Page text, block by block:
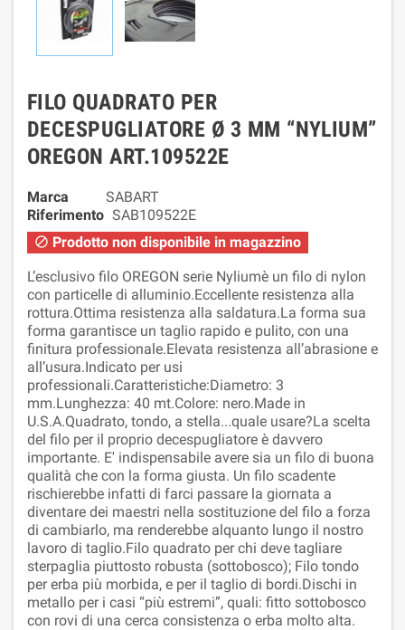
FILO QUADRATO PER
DECESPUGLIATORE Ø 3 MM “NYLIUM”
OREGON ART.109522E
Marca
SABART
Riferimento SAB109522E
 Prodotto non disponibile in magazzino
L’esclusivo filo OREGON serie Nyliumè un filo di nylon
con particelle di alluminio.Eccellente resistenza alla
rottura.Ottima resistenza alla saldatura.La forma sua
forma garantisce un taglio rapido e pulito, con una
finitura professionale.Elevata resistenza all’abrasione e
all’usura.Indicato per usi
professionali.Caratteristiche:Diametro: 3
mm.Lunghezza: 40 mt.Colore: nero.Made in
U.S.A.Quadrato, tondo, a stella...quale usare?La scelta
del filo per il proprio decespugliatore è davvero
importante. E' indispensabile avere sia un filo di buona
qualità che con la forma giusta. Un filo scadente
rischierebbe infatti di farci passare la giornata a
diventare dei maestri nella sostituzione del filo a forza
di cambiarlo, ma renderebbe alquanto lungo il nostro
lavoro di taglio.Filo quadrato per chi deve tagliare
sterpaglia piuttosto robusta (sottobosco); Filo tondo
per erba più morbida, e per il taglio di bordi.Dischi in
metallo per i casi “più estremi”, quali: fitto sottobosco
con rovi di una cerca consistenza o erba molto alta.